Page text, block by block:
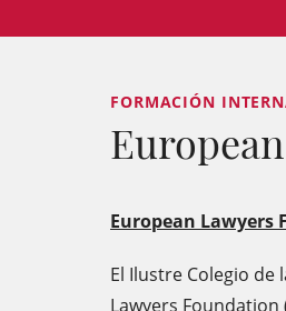
FORMACIÓN
European Lawyers
El Ilustre Colegio de
Lawyers